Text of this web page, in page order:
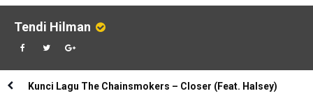
이콘)
Tendi Hilman
Kunci Lagu The Chainsmokers – Closer (Feat. Halsey)